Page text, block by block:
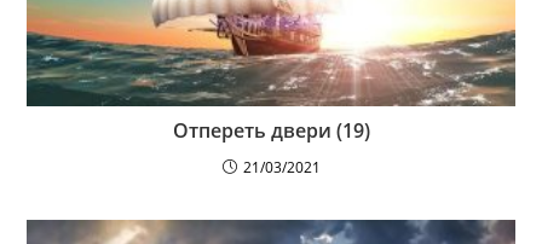
Отпереть двери (19)
21/03/2021